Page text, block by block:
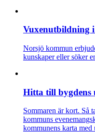
Vuxenutbildning
Norsjö kommun
kunskaper eller söker
Hitta till bygdens
Sommaren är kort. Så
kommuns
kommunens karta